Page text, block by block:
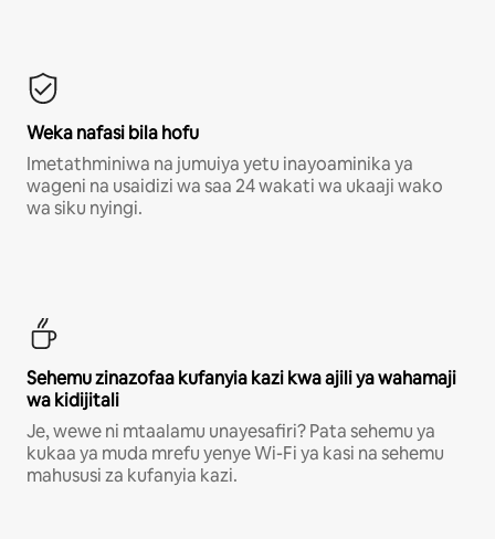
Weka nafasi bila hofu
Imetathminiwa na jumuiya yetu inayoaminika ya
wageni na usaidizi wa saa 24 wakati wa ukaaji wako
wa siku nyingi.
Sehemu zinazofaa kufanyia kazi kwa ajili ya wahamaji
wa kidijitali
Je, wewe ni mtaalamu unayesafiri? Pata sehemu ya
kukaa ya muda mrefu yenye Wi-Fi ya kasi na sehemu
mahususi za kufanyia kazi.